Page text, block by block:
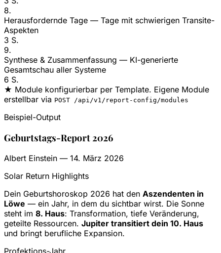
8.
Herausfordernde Tage — Tage mit schwierigen Transite-
Aspekten
3 S.
9.
Synthese & Zusammenfassung — KI-generierte
Gesamtschau aller Systeme
6 S.
★ Module konfigurierbar per Template. Eigene Module
erstellbar via POST /api/v1/report-config/modules
Beispiel-Output
Geburtstags-Report 2026
Albert Einstein — 14. März 2026
Solar Return Highlights
Dein Geburtshoroskop 2026 hat den Aszendenten in
Löwe — ein Jahr, in dem du sichtbar wirst. Die Sonne
steht im 8. Haus: Transformation, tiefe Veränderung,
geteilte Ressourcen. Jupiter transitiert dein 10. Haus
und bringt berufliche Expansion.
Profektions-Jahr